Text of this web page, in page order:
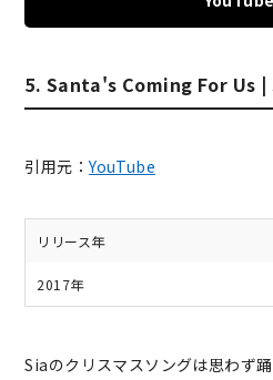
5. Santa's Coming For Us |
引用元：YouTube
リリース年
2017年
Siaのクリスマスソングは思わず